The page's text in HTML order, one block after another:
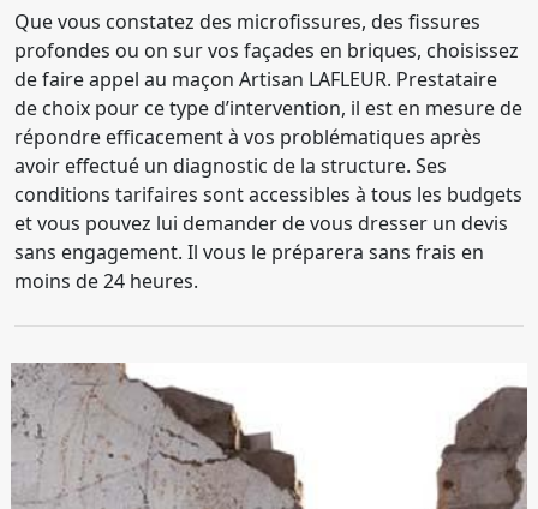
Que vous constatez des microfissures, des fissures
profondes ou on sur vos façades en briques, choisissez
de faire appel au maçon Artisan LAFLEUR. Prestataire
de choix pour ce type d’intervention, il est en mesure de
répondre efficacement à vos problématiques après
avoir effectué un diagnostic de la structure. Ses
conditions tarifaires sont accessibles à tous les budgets
et vous pouvez lui demander de vous dresser un devis
sans engagement. Il vous le préparera sans frais en
moins de 24 heures.